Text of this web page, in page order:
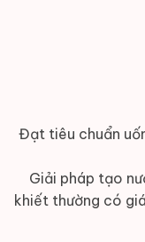
Đạt tiêu chuẩn
Giải pháp tạo
khiết thường có